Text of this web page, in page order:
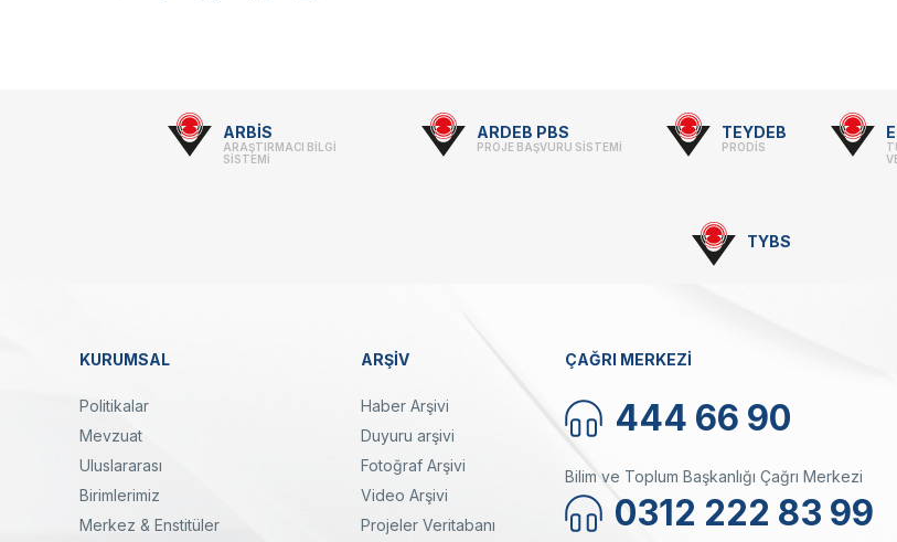
ARBİS
ARAŞTIRMACI BİLGİ
SİSTEMİ
ARDEB PBS
PROJE BAŞVURU SİSTEMİ
TEYDEB
PRODİS
TYBS
Dipnot
KURUMSAL
Politikalar
Mevzuat
Uluslararası
Birimlerimiz
Merkez & Enstitüler
ARŞİV
Haber Arşivi
Duyuru arşivi
Fotoğraf Arşivi
Video Arşivi
Projeler Veritabanı
ÇAĞRI MERKEZİ
444 66 90
Bilim ve Toplum Başkanlığı Çağrı Merkezi
0312 222 83 99